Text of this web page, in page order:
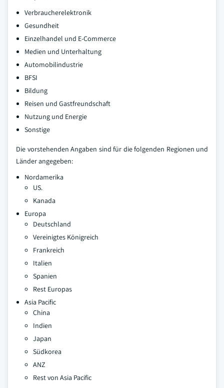
Verbraucherelektronik
Gesundheit
Einzelhandel und E-Commerce
Medien und Unterhaltung
Automobilindustrie
BFSI
Bildung
Reisen und Gastfreundschaft
Nutzung und Energie
Sonstige
Die vorstehenden Angaben sind für die folgenden Regionen und
Länder angegeben:
Nordamerika
US.
Kanada
Europa
Deutschland
Vereinigtes Königreich
Frankreich
Italien
Spanien
Rest Europas
Asia Pacific
China
Indien
Japan
Südkorea
ANZ
Rest von Asia Pacific